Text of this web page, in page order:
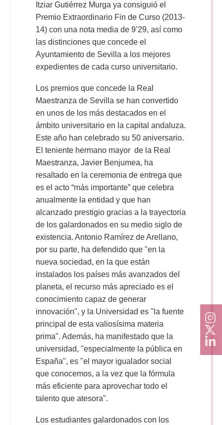
Itziar Gutiérrez Murga ya consiguió el
Premio Extraordinario Fin de Curso (2013-
14) con una nota media de 9’29, así como
las distinciones que concede el
Ayuntamiento de Sevilla a los mejores
expedientes de cada curso universitario.
Los premios que concede la Real
Maestranza de Sevilla se han convertido
en unos de los más destacados en el
ámbito universitario en la capital andaluza.
Este año han celebrado su 50 aniversario.
El teniente hermano mayor de la Real
Maestranza, Javier Benjumea, ha
resaltado en la ceremonia de entrega que
es el acto “más importante” que celebra
anualmente la entidad y que han
alcanzado prestigio gracias a la trayectoria
de los galardonados en su medio siglo de
existencia. Antonio Ramírez de Arellano,
por su parte, ha defendido que "en la
nueva sociedad, en la que están
instalados los países más avanzados del
planeta, el recurso más apreciado es el
conocimiento capaz de generar
innovación", y la Universidad es "la fuente
principal de esta valiosísima materia
prima". Además, ha manifestado que la
universidad, "especialmente la pública en
España", es "el mayor igualador social
que conocemos, a la vez que la fórmula
más eficiente para aprovechar todo el
talento que atesora".
Los estudiantes galardonados con los